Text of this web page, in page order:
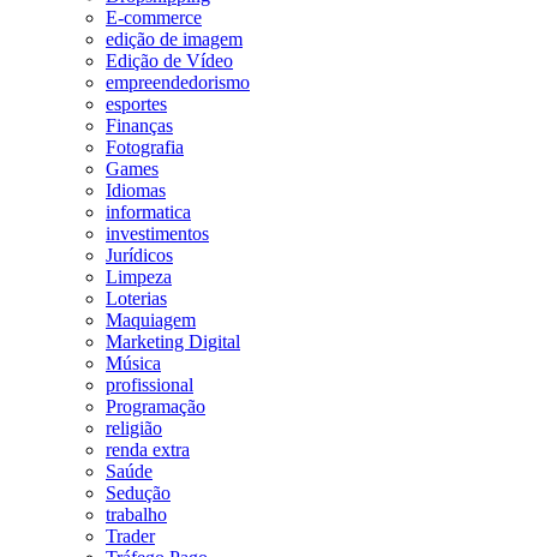
E-commerce
edição de imagem
Edição de Vídeo
empreendedorismo
esportes
Finanças
Fotografia
Games
Idiomas
informatica
investimentos
Jurídicos
Limpeza
Loterias
Maquiagem
Marketing Digital
Música
profissional
Programação
religião
renda extra
Saúde
Sedução
trabalho
Trader